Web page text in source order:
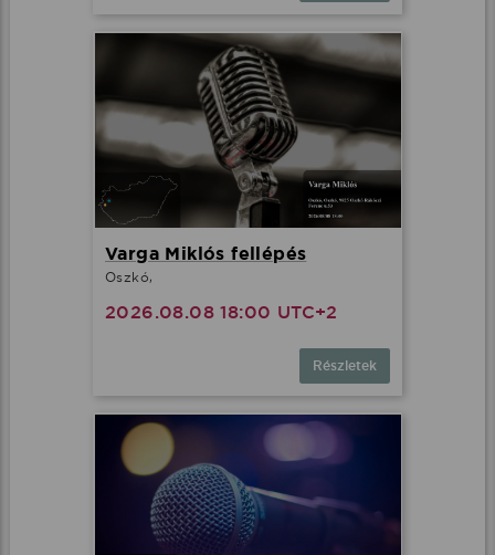
Varga Miklós fellépés
Oszkó,
2026.08.08 18:00 UTC+2
Részletek